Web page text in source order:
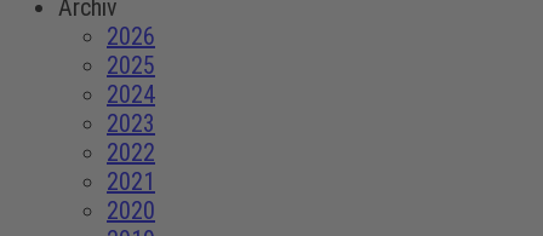
Archiv
2026
2025
2024
2023
2022
2021
2020